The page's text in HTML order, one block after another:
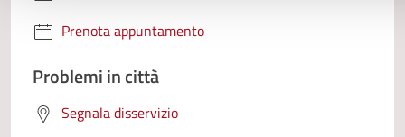
Prenota appuntamento
Problemi in città
Segnala disservizio